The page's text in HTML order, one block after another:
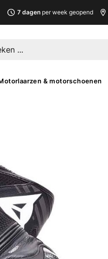
7 dagenper week geopend
& motorschoenen